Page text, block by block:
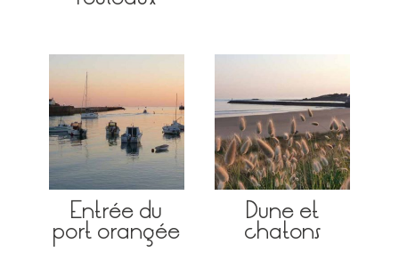
Entrée du
port orangée
Dune et
chatons